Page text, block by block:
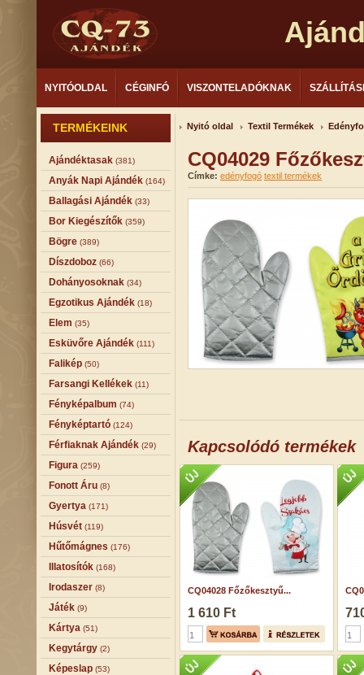
NYITÓOLDAL CÉGINFÓ VISZONTELADÓKNAK
TERMÉKEINK
Ajándéktasak (381)
Anyák Napi Ajándék (164)
Ballagási Ajándék (33)
Bor Kiegészítők (359)
Bögre (389)
Díszdoboz (66)
Dohányosoknak (34)
Egzotikus Ajándék (18)
Elem (35)
Esküvőre Ajándék (111)
Falikép (50)
Farsangi Kellékek (11)
Fényképalbum (74)
Fényképtartó (124)
Férfiaknak Ajándék (29)
Figura (259)
Fonott Áru (8)
Gyertya (171)
Húsvét (119)
Hűtőmágnes (176)
Illatosítók (168)
Irodaszer (8)
Játék (9)
Kártya (51)
Kegytárgy (2)
Képeslap (53)
Nyitó oldal Textil Termékek
CQ04029
Címke: edényfogó textil termékek
Kapcsolódó termékek
CQ04028 Főzőkesztyű...
1 610 Ft